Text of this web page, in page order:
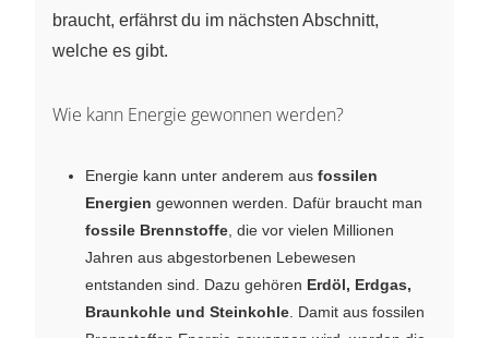
braucht, erfährst du im nächsten Abschnitt,
welche es gibt.
Wie kann Energie gewonnen werden?
Energie kann unter anderem aus fossilen
Energien gewonnen werden. Dafür braucht man
fossile Brennstoffe , die vor vielen Millionen
Jahren aus abgestorbenen Lebewesen
entstanden sind. Dazu gehören Erdöl, Erdgas,
Braunkohle und Steinkohle . Damit aus fossilen